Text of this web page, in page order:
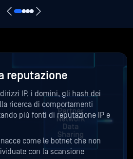
reputazione
IP, i domini, gli hash dei
ricerca di comportamenti
più fonti di reputazione IP e
come le botnet che non
con la scansione